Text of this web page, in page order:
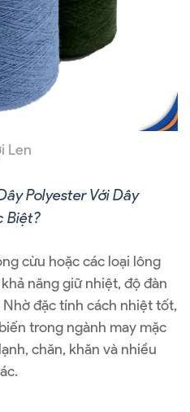
Len
Polyester Với Dây
Biệt?
cừu hoặc các loại lông
năng giữ nhiệt, độ đàn
đặc tính cách nhiệt tốt,
trong ngành may mặc
chăn, khăn và nhiều